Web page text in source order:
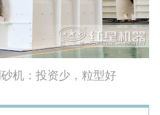
机：投资少，粒型好